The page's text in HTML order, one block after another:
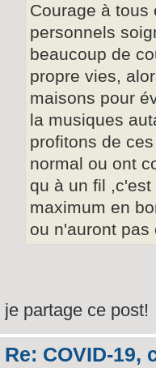
Courage à
personnels
beaucoup de
propre vies,
maisons pour
la musiques
profitons de
normal ou ont
qu à un fil
maximum en
ou n'auront pas
je partage ce post!
Re: COVID-19,